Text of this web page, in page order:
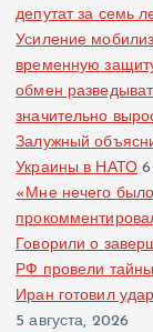
депутат за семь
Усиление
временную
обмен
значительно
Залужный
Украины в НАТО 6
«Мне нечего
Говорили о
РФ провели
Иран готовил
5 августа, 2026